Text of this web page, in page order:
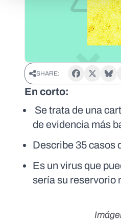
SHARE:
En corto:
Se trata de una
de evidencia más
Describe 35 casos
Es un virus que
sería su reservorio